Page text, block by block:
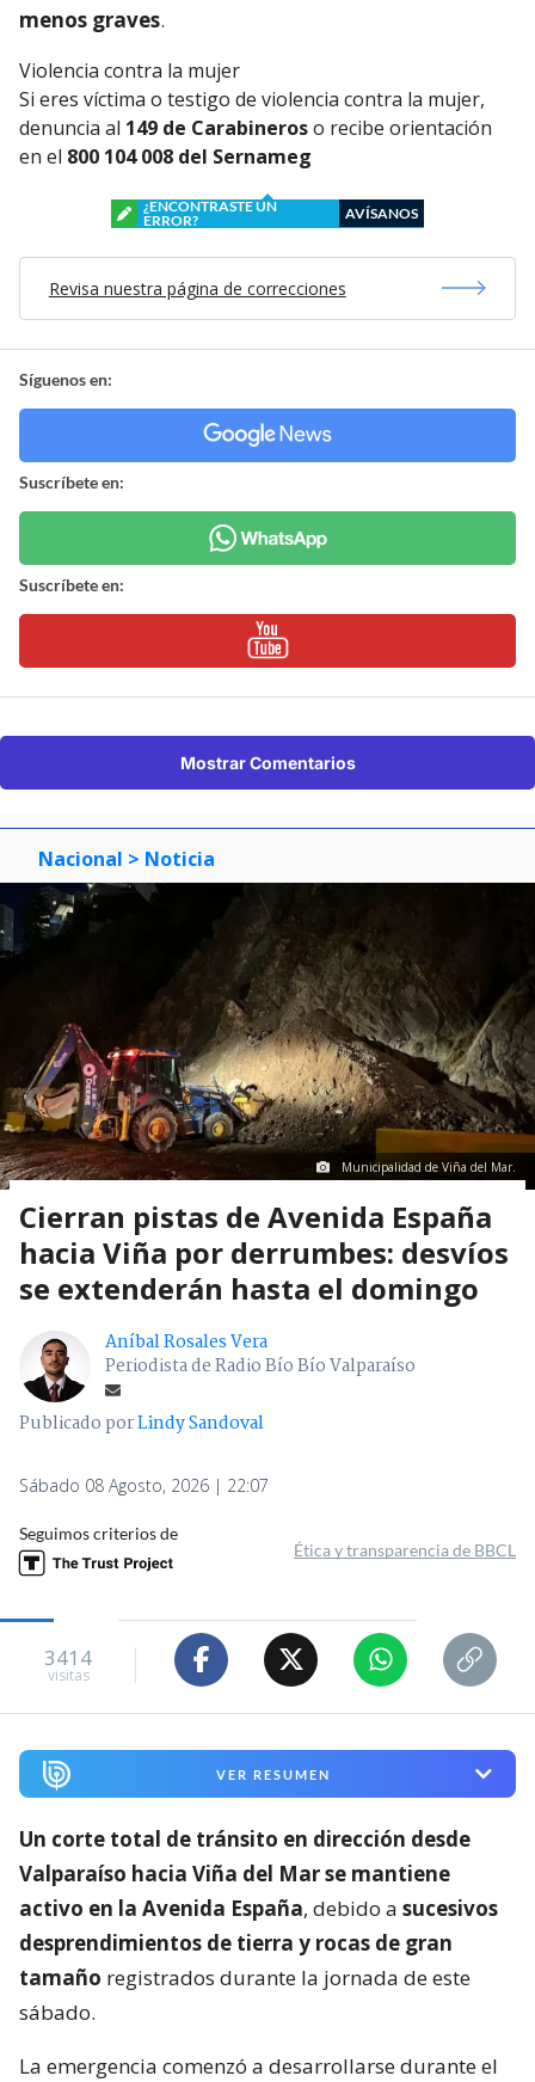
menos graves.
Violencia contra la mujer
Si eres víctima o testigo de violencia contra la mujer,
denuncia al 149 de Carabineroso recibe orientación
en el 800 104 008 del Sernameg
¿ENCONTRASTE UN
ERROR?
AVÍSANOS
Revisa nuestra página de correcciones
Síguenos en:
Suscríbete en:
Suscríbete en:
Mostrar Comentarios
Nacional > Noticia
Municipalidad de Viña del Mar.
Cierran pistas de Avenida España
hacia Viña por derrumbes: desvíos
se extenderán hasta el domingo
Aníbal Rosales Vera
Periodista de Radio Bío Bío Valparaíso
Publicado porLindy Sandoval
Sábado 08 Agosto, 2026 | 22:07
Seguimos criterios de
Ética y transparencia de BBCL
3414
visitas
VER RESUMEN
Un corte total de tránsito en dirección desde
Valparaíso hacia Viña del Mar se mantiene
activo en la Avenida España, debido a sucesivos
desprendimientos de tierra y rocas de gran
tamaño registrados durante la jornada de este
sábado.
La emergencia comenzó a desarrollarse durante el